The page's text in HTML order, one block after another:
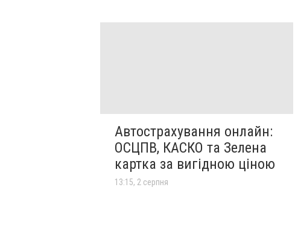
Автострахування онлайн:
ОСЦПВ, КАСКО та Зелена
картка за вигідною ціною
13:15, 2 серпня